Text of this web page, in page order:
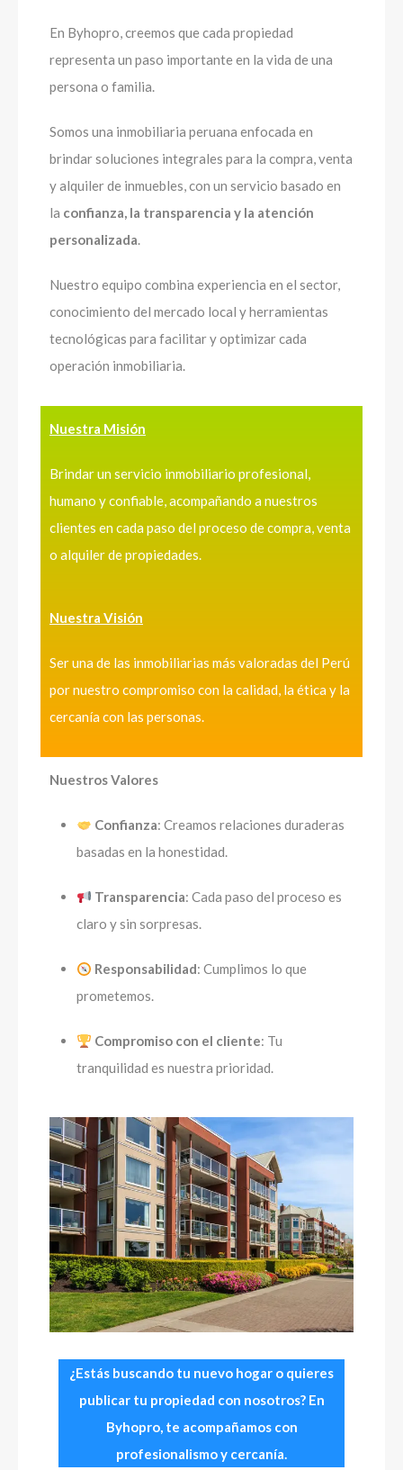
En Byhopro, creemos que cada propiedad
representa un paso importante en la vida de una
persona o familia.
Somos una inmobiliaria peruana enfocada en
brindar soluciones integrales para la compra, venta
y alquiler de inmuebles, con un servicio basado en
la confianza, la transparencia y la atención
personalizada.
Nuestro equipo combina experiencia en el sector,
conocimiento del mercado local y herramientas
tecnológicas para facilitar y optimizar cada
operación inmobiliaria.
Nuestra Misión
Brindar un servicio inmobiliario profesional,
humano y confiable, acompañando a nuestros
clientes en cada paso del proceso de compra, venta
o alquiler de propiedades.
Nuestra Visión
Ser una de las inmobiliarias más valoradas del Perú
por nuestro compromiso con la calidad, la ética y la
cercanía con las personas.
Nuestros Valores
Confianza: Creamos relaciones duraderas
basadas en la honestidad.
Transparencia: Cada paso del proceso es
claro y sin sorpresas.
Responsabilidad: Cumplimos lo que
prometemos.
Compromiso con el cliente: Tu
tranquilidad es nuestra prioridad.
¿Estás buscando tu nuevo hogar o quieres
publicar tu propiedad con nosotros? En
Byhopro, te acompañamos con
profesionalismo y cercanía.